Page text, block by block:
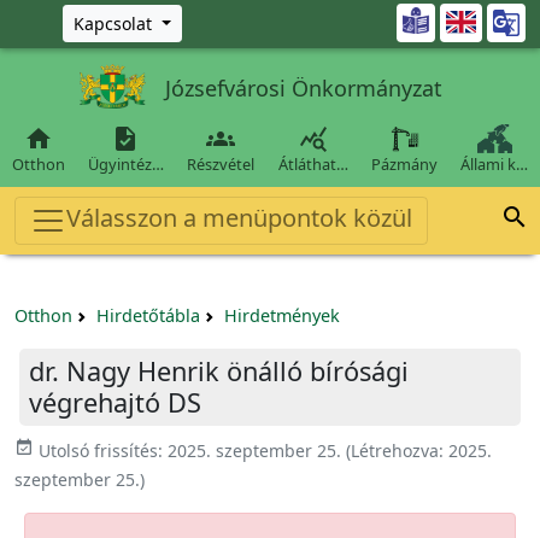
Ugrás a fő tartalomra
Kapcsolat 
Józsefvárosi Önkormányzat

Otthon

Ügyintéz…

Részvétel

Átláthat… Pázmány Állami k…
Válasszon a menüpontok közül 
Otthon Hirdetőtábla Hirdetmények
dr. Nagy Henrik önálló bírósági
végrehajtó DS
event_available Utolsó frissítés: 2025. szeptember 25. (Létrehozva: 2025.
szeptember 25.)